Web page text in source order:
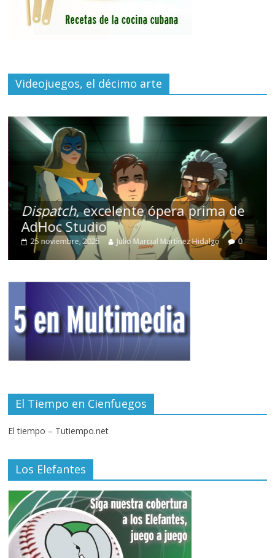
Videojuegos, el décimo arte
Dispatch, excelente ópera prima de
AdHoc Studio
25 noviembre, 2025 Julio Marcial Martínez Hidalgo 0
El Tiempo en Cienfuegos
El tiempo – Tutiempo.net
Los Elefantes